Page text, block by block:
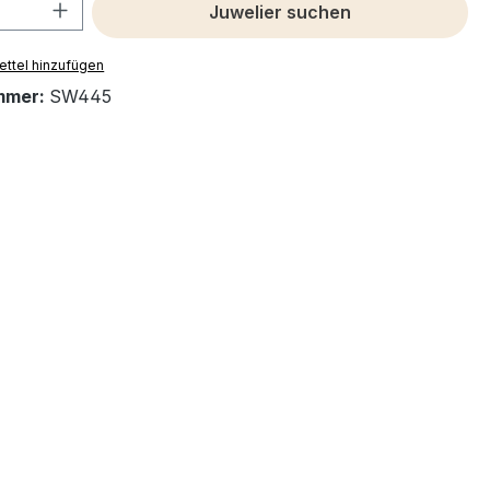
Juwelier suchen
hinzufügen
SW445